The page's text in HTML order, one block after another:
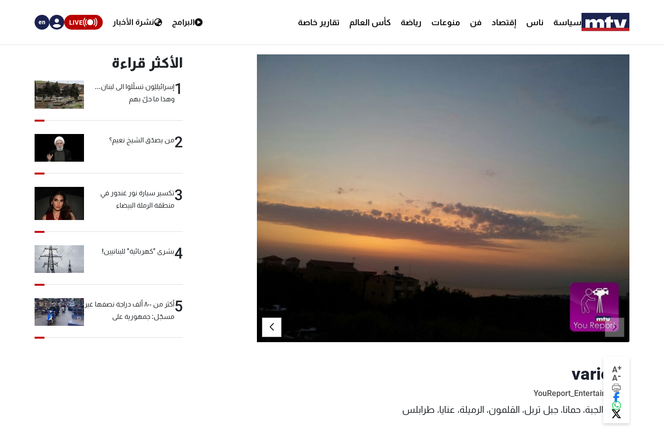
سياسة ناس إقتصاد فن منوعات رياضة كأس العالم تقارير خاصة البرامج نشرة الأخبار LIVE
en
A+
A-
various
YouReport_Entertainment
حدث الجبة، حمانا، جبل تربل، القلمون، الرميلة، عنايا، طرابلس
الأكثر قراءة
1إسرائيليّون تسلّلوا الى لبنان...
وهذا ما حلّ بهم
2من يصدّق الشيخ نعيم؟
3تكسير سيارة نور غندور في
منطقة الرملة البيضاء
4بشرى "كهربائية" للبنانيين!
5
أكثر من ٨٠٠ ألف دراجة نصفها غير
مسجّل: جمهورية على